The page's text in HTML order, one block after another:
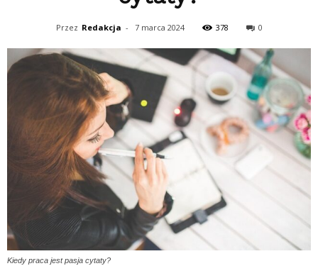
Przez Redakcja - 7 marca 2024 378 0
Kiedy praca jest pasja cytaty?